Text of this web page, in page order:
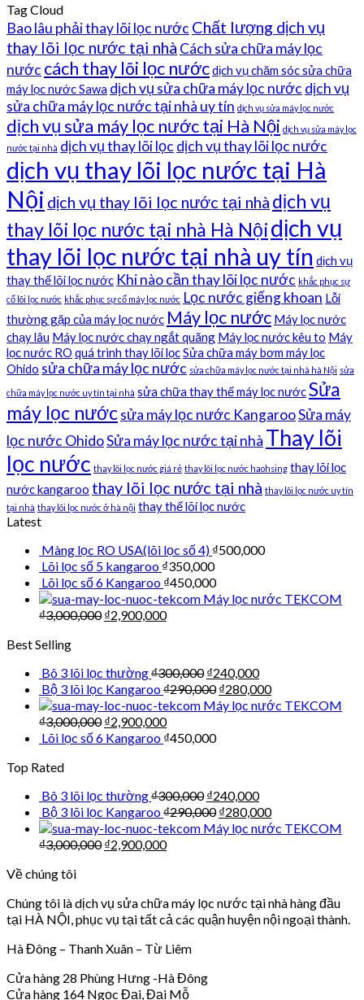
Tag Cloud
Bao lâu phải thay lõi lọc nước Chất lượng dịch vụ
thay lõi lọc nước tại nhà Cách sửa chữa máy lọc
nước cách thay lõi lọc nướcdịch vụ chăm sóc sửa chữa
máy lọc nước Sawa dịch vụ sửa chữa máy lọc nước dịch vụ
sửa chữa máy lọc nước tại nhà uy tín dịch vụ sửa máy lọc nước
dịch vụ sửa máy lọc nước tại Hà Nội dịch vụ sửa máy lọc
nước tại nhà dịch vụ thay lõi lọc dịch vụ thay lõi lọc nước
dịch vụ thay lõi lọc nước tại Hà
Nội dịch vụ thay lõi lọc nước tại nhà dịch vụ
thay lõi lọc nước tại nhà Hà Nộidịch vụ
thay lõi lọc nước tại nhà uy tín dịch vụ
thay thế lõi lọc nước Khi nào cần thay lõi lọc nước khắc phục sự
cố lõi lọc nước khắc phục sự cố máy lọc nước Lọc nước giếng khoan Lỗi
thường gặp của máy lọc nước Máy lọc nước Máy lọc nước
chạy lâu Máy lọc nước chạy ngắt quãng Máy lọc nước kêu to Máy
lọc nước RO quá trình thay lõi lọcSửa chữa máy bơm máy lọc
Ohido sửa chữa máy lọc nước sửa chữa máy lọc nước tại nhà hà Nội sửa
chữa máy lọc nước uy tín tại nhà sửa chữa thay thế máy lọc nướcSửa
máy lọc nướcsửa máy lọc nước KangarooSửa máy
lọc nước OhidoSửa máy lọc nước tại nhà Thay lõi
lọc nước thay lõi lọc nước giá rẻ thay lõi lọc nước haohsing thay lõi lọc
nước kangaroo thay lõi lọc nước tại nhà thay lõi lọc nước uy tín
tại nhà thay lõi lọc nước ở hà nội thay thế lõi lọc nước
Latest
Màng lọc RO USA(lõi lọc số 4) ₫500,000
Lõi lọc số 5 kangaroo ₫350,000
Lõi lọc số 6 Kangaroo ₫450,000
Máy lọc nước TEKCOM
₫3,000,000 ₫2,900,000
Best Selling
Bô 3 lõi lọc thường₫300,000 ₫240,000
Bộ 3 lõi lọc Kangaroo₫290,000 ₫280,000
Máy lọc nước TEKCOM
₫3,000,000 ₫2,900,000
Lõi lọc số 6 Kangaroo ₫450,000
Top Rated
Bô 3 lõi lọc thường₫300,000 ₫240,000
Bộ 3 lõi lọc Kangaroo₫290,000 ₫280,000
Máy lọc nước TEKCOM
₫3,000,000 ₫2,900,000
Về chúng tôi
Chúng tôi là dịch vụ sửa chữa máy lọc nước tại nhà hàng đầu
tại HÀ NỘI, phục vụ tại tất cả các quận huyện nội ngoại thành.
Hà Đông – Thanh Xuân – Từ Liêm
Cửa hàng 28 Phùng Hưng -Hà Đông
Cửa hàng 164 Ngọc Đại, Đại Mỗ